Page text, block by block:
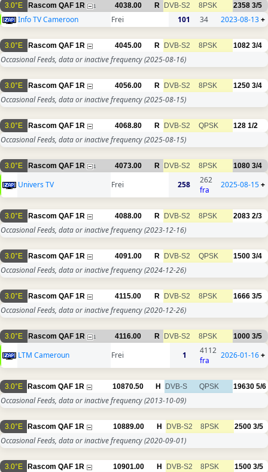
3.0°E Rascom QAF 1R 1 4038.00 R DVB-S2 8PSK 2358 3/5
Info TV Cameroon Frei 101 34 2023-08-13+
3.0°E Rascom QAF 1R 4045.00 R DVB-S2 8PSK 1082 3/4
Occasional Feeds, data or inactive frequency(2025-08-16)
3.0°E Rascom QAF 1R 4056.00 R DVB-S2 8PSK 1250 3/4
Occasional Feeds, data or inactive frequency(2025-08-15)
3.0°E Rascom QAF 1R 4068.80 R DVB-S2 QPSK 128 1/2
Occasional Feeds, data or inactive frequency(2025-08-15)
3.0°E Rascom QAF 1R 1 4073.00 R DVB-S2 8PSK 1080 3/4
Univers TV Frei 258
262
fra
2025-08-15+
3.0°E Rascom QAF 1R 4088.00 R DVB-S2 8PSK 2083 2/3
Occasional Feeds, data or inactive frequency(2023-12-16)
3.0°E Rascom QAF 1R 4091.00 R DVB-S2 QPSK 1500 3/4
Occasional Feeds, data or inactive frequency(2024-12-26)
3.0°E Rascom QAF 1R 4115.00 R DVB-S2 8PSK 1666 3/5
Occasional Feeds, data or inactive frequency(2020-12-26)
3.0°E Rascom QAF 1R 1 4116.00 R DVB-S2 8PSK 1000 3/5
LTM Cameroun Frei 1
4112
fra
2026-01-16+
3.0°E Rascom QAF 1R 10870.50 H DVB-S QPSK 19630 5/6
Occasional Feeds, data or inactive frequency(2013-10-09)
3.0°E Rascom QAF 1R 10889.00 H DVB-S2 8PSK 2500 3/5
Occasional Feeds, data or inactive frequency(2020-09-01)
3.0°E Rascom QAF 1R 10901.00 H DVB-S2 8PSK 1500 3/5